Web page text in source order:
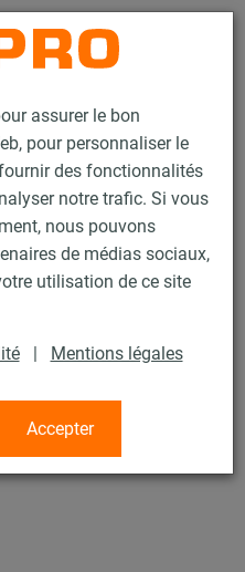
assurer le bon
pour personnaliser le
des fonctionnalités
notre trafic. Si vous
nous pouvons
de médias sociaux,
utilisation de ce site
| Mentions légales
Accepter
Contact
Produits galvanisés à chaud
à chaud
Rondelle